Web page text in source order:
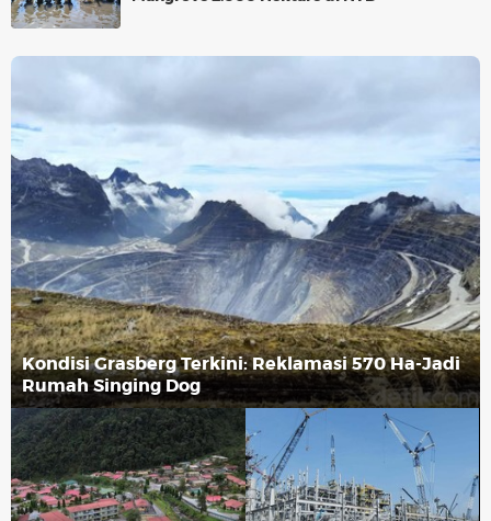
Kondisi Grasberg Terkini: Reklamasi 570 Ha-Jadi
Rumah Singing Dog